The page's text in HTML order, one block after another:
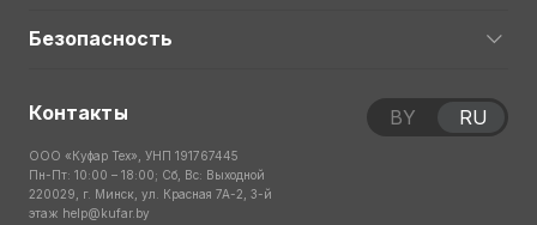
Безопасность
Контакты
ООО «Куфар Тех», УНП 191767445
Пн-Пт: 10:00 – 18:00; Сб, Вс: Выходной
220029, г. Минск, ул. Красная 7А-2, 3-й
этаж help@kufar.by
BY RU